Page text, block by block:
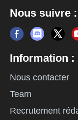
Nous suivre :
Information :
Nous contacter
Team
Recrutement